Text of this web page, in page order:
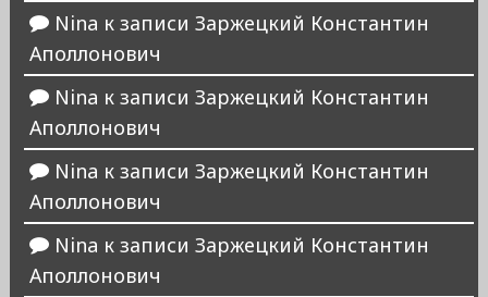
Nina к записи Заржецкий Константин
Аполлонович
Nina к записи Заржецкий Константин
Аполлонович
Nina к записи Заржецкий Константин
Аполлонович
Nina к записи Заржецкий Константин
Аполлонович